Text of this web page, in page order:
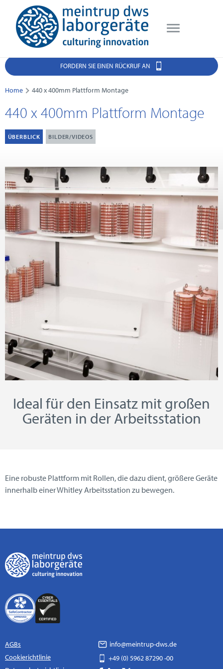
FORDERN SIE EINEN RÜCKRUF AN
Home 440 x 400mm Plattform Montage
440 x 400mm Plattform Montage
ÜBERBLICK BILDER/VIDEOS
Ideal für den Einsatz mit großen
Geräten in der Arbeitsstation
Eine robuste Plattform mit Rollen, die dazu dient, größere Geräte
innerhalb einer Whitley Arbeitsstation zu bewegen.
AGBs
Cookierichtlinie
info@meintrup-dws.de
+49 (0) 5962 87290 -00